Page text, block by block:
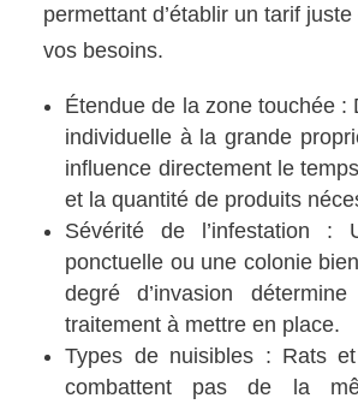
permettant d’établir un tarif
vos besoins.
Étendue de la zone touchée :
individuelle à la grande
influence directement le
et la quantité de produits
Sévérité de l’infestation :
ponctuelle ou une colonie
degré d’invasion détermine
traitement à mettre en place.
Types de nuisibles : Rats
combattent pas de la